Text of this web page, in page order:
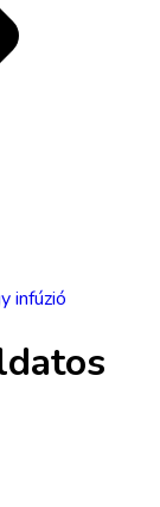
infúzió